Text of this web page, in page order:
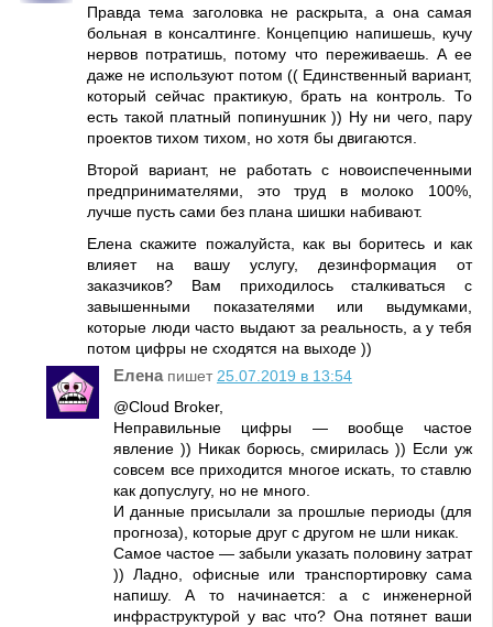
Правда тема заголовка не раскрыта, а она самая
больная в консалтинге. Концепцию напишешь, кучу
нервов потратишь, потому что переживаешь. А ее
даже не используют потом (( Единственный вариант,
который сейчас практикую, брать на контроль. То
есть такой платный попинушник )) Ну ни чего, пару
проектов тихом тихом, но хотя бы двигаются.
Второй вариант, не работать с новоиспеченными
предпринимателями, это труд в молоко 100%,
лучше пусть сами без плана шишки набивают.
Елена скажите пожалуйста, как вы боритесь и как
влияет на вашу услугу, дезинформация от
заказчиков? Вам приходилось сталкиваться с
завышенными показателями или выдумками,
которые люди часто выдают за реальность, а у тебя
потом цифры не сходятся на выходе ))
Елена пишет 25.07.2019 в 13:54
@Cloud Broker,
Неправильные цифры — вообще частое
явление )) Никак борюсь, смирилась )) Если уж
совсем все приходится многое искать, то ставлю
как допуслугу, но не много.
И данные присылали за прошлые периоды (для
прогноза), которые друг с другом не шли никак.
Самое частое — забыли указать половину затрат
)) Ладно, офисные или транспортировку сама
напишу. А то начинается: а с инженерной
инфраструктурой у вас что? Она потянет ваши